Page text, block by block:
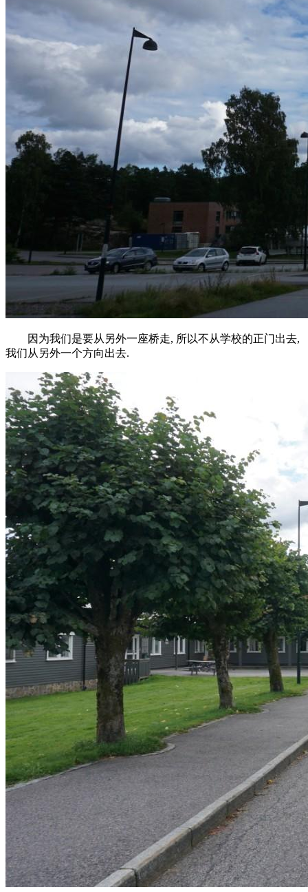
因为我们是要从另外一座桥走, 所以不从学校的正门出去,
我们从另外一个方向出去.